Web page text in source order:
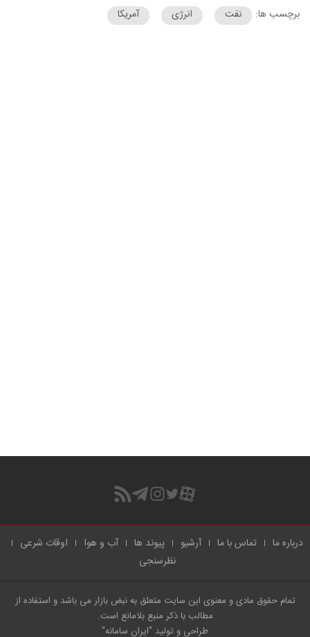
برچسب ها: نفت انرژی آمریکا
درباره ما تماس با ما آرشیو پیوند ها آب و هوا
اوقات شرعی
نظرسنجی
تمام حقوق مادی و معنوی این سایت متعلق به نبض بازار می باشد و استفاده از
مطالب با ذکر منبع بلامانع است.
طراحی و تولید "ایران سامانه"